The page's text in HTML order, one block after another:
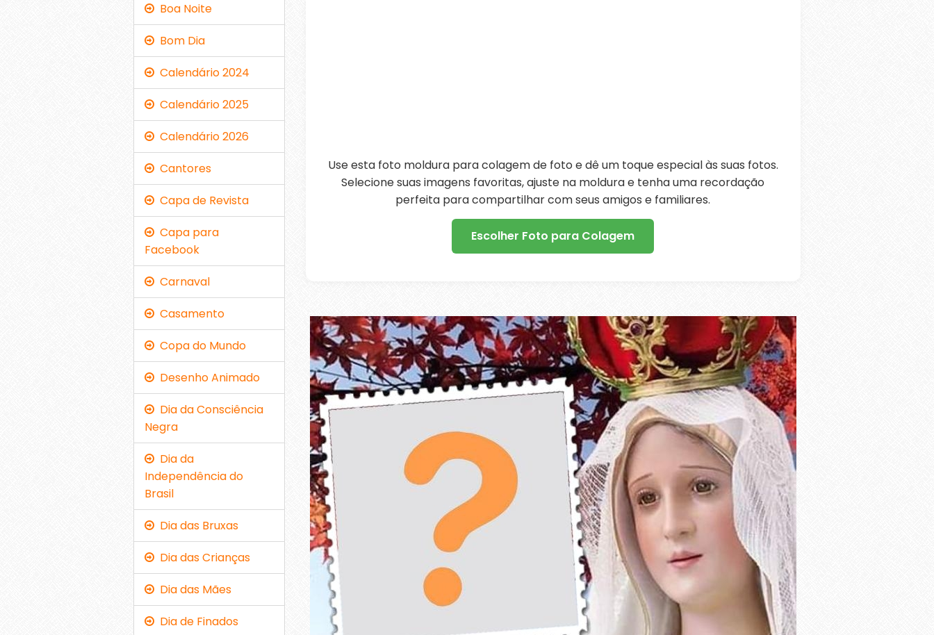
Use esta foto moldura para colagem de foto e dê um toque especial às suas fotos.
Selecione suas imagens favoritas, ajuste na moldura e tenha uma recordação
perfeita para compartilhar com seus amigos e familiares.
Escolher Foto para Colagem
Boa Noite
Bom Dia
Calendário 2024
Calendário 2025
Calendário 2026
Cantores
Capa de Revista
Capa para
Facebook
Carnaval
Casamento
Copa do Mundo
Desenho Animado
Dia da Consciência
Negra
Dia da
Independência do
Brasil
Dia das Bruxas
Dia das Crianças
Dia das Mães
Dia de Finados